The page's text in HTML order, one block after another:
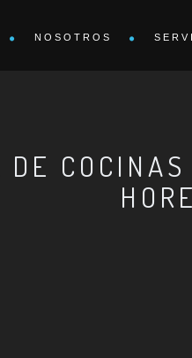
NOSOTROS
DE